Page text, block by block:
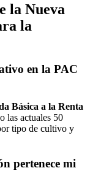
la Nueva
la
en la PAC
Básica a la Renta
las actuales 50
tipo de cultivo y
pertenece mi